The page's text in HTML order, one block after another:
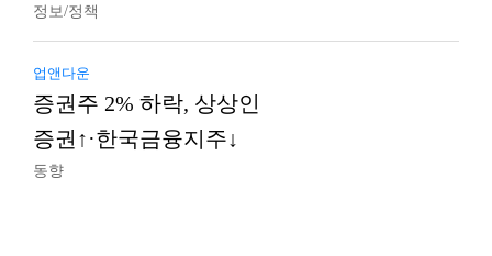
정보/정책
업앤다운
증권주 2% 하락, 상상인
증권↑·한국금융지주↓
동향